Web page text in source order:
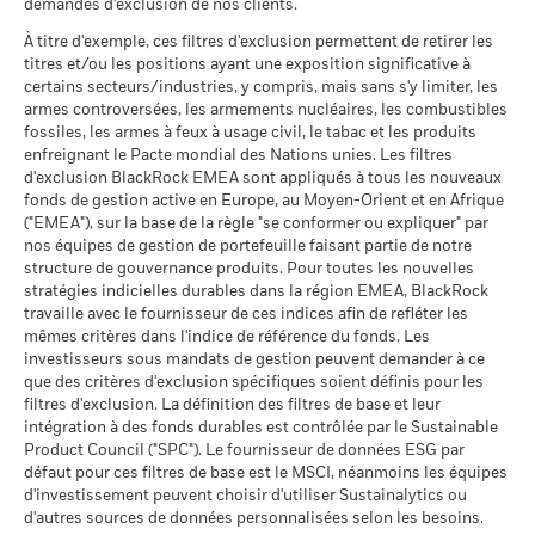
Indice de
référence
comparateur 2
(%) USD
22,2 17,5 22,3
Indice de
référence
contrainte 1 (%)
USD
La performance indiquée est calculée après déduction des
frais courants. Les frais d’entrée/de sortie ne sont pas inclus
dans le calcul.
Les chiffres indiqués se rapportent aux performances
passées.
Les performances passées ne sont pas un indicateur
fiable des performances futures. Les marchés pourraient
évoluer très différemment. Ceci peut vous aider à évaluer la
façon dont le fonds a été géré dans le passé
La performance est indiquée sur la base de la Valeur nette
d’inventaire (VNI), avec le revenu brut réinvesti le cas échéant.
Le rendement de votre investissement peut augmenter ou
diminuer en raison des fluctuations des devises si votre
Rendement annuel moyen
Le scénario de tension montre ce que vous pourriez obtenir
dans des situations de marché extrêmes.
Pointage de qualité ESG
MSCI (0-10)
au 17/juil./2026
Classification mondiale des
fonds selon Lipper
au 17/juil./2026
Equity Sector Information
Technology
Moyenne pondérée de
l'intensité carbone MSCI
(tonnes de CO2e/M$ de
ventes)
au 17/juil./2026
% des avoirs à l'égard
desquels des données ESG
au 17/juil./2026
94,92
Pointage de qualité ESG
MSCI - centile par rapport aux
pairs
au 17/juil./2026
34,64
Fonds dans le groupe de
pairs
au 17/juil./2026
1 400
au 30/juin/2026
MSCI - Charbon thermique
au 30/juin/2026
0,00%
MSCI - Sables bitumineux
au 30/juin/2026
0,00%
Données sur la
participation aux secteurs
d'activité
au 30/juin/2026
96,01%
Pourcentage des avoirs du
fonds à l'égard desquels
des données ne sont pas
disponibles
au 30/juin/2026
L'exposition de BlackRock aux secteurs d'activité, telle qu'elle
est indiquée ci-dessus, pour le charbon thermique et les
sables bitumineux, est calculée et déclarée pour les
entreprises qui tirent plus de 5 % de leurs revenus du
BlackRock Global Funds - Prospectus
(English)
BlackRock Global Funds - Prospectus (French
- Belgium^France)
BlackRock Global Funds - Prospectus -
Addendum (French - France)
Sustainability related disclosure - NGT_AG
(en)
Sustainability related disclosure - NGT_AG (fr)
Voir tous les documents
demandes d'exclusion de nos clients.
À titre d'exemple, ces filtres d'exclusion permettent de retirer les
titres et/ou les positions ayant une exposition significative à
certains secteurs/industries, y compris, mais sans s'y limiter, les
armes controversées, les armements nucléaires, les combustibles
fossiles, les armes à feux à usage civil, le tabac et les produits
enfreignant le Pacte mondial des Nations unies. Les filtres
d'exclusion BlackRock EMEA sont appliqués à tous les nouveaux
fonds de gestion active en Europe, au Moyen-Orient et en Afrique
("EMEA"), sur la base de la règle "se conformer ou expliquer" par
nos équipes de gestion de portefeuille faisant partie de notre
structure de gouvernance produits. Pour toutes les nouvelles
stratégies indicielles durables dans la région EMEA, BlackRock
travaille avec le fournisseur de ces indices afin de refléter les
mêmes critères dans l'indice de référence du fonds. Les
investisseurs sous mandats de gestion peuvent demander à ce
que des critères d'exclusion spécifiques soient définis pour les
filtres d'exclusion. La définition des filtres de base et leur
intégration à des fonds durables est contrôlée par le Sustainable
Product Council ("SPC"). Le fournisseur de données ESG par
défaut pour ces filtres de base est le MSCI, néanmoins les équipes
d'investissement peuvent choisir d'utiliser Sustainalytics ou
d'autres sources de données personnalisées selon les besoins.